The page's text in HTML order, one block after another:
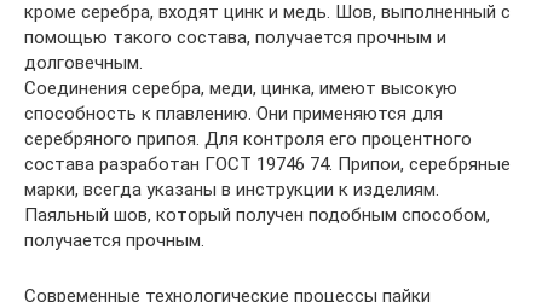
кроме серебра, входят цинк и медь. Шов, выполненный с
помощью такого состава, получается прочным и
долговечным.
Соединения серебра, меди, цинка, имеют высокую
способность к плавлению. Они применяются для
серебряного припоя. Для контроля его процентного
состава разработан ГОСТ 19746 74. Припои, серебряные
марки, всегда указаны в инструкции к изделиям.
Паяльный шов, который получен подобным способом,
получается прочным.
Современные технологические процессы пайки